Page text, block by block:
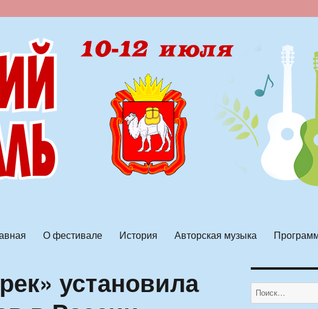
О фестивале История Авторская музыка
установила
Искать: